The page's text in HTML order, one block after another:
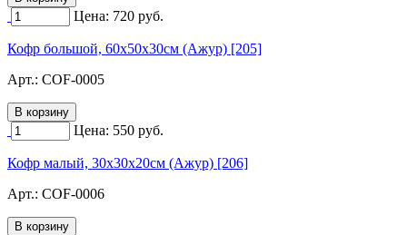
Цена: 720 руб.
Кофр большой, 60х50х30см (Ажур) [205]
Арт.: COF-0005
Цена: 550 руб.
Кофр малый, 30х30х20см (Ажур) [206]
Арт.: COF-0006